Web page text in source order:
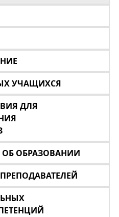
УЧАЩИХСЯ
ДЛЯ
ОБРАЗОВАНИИ